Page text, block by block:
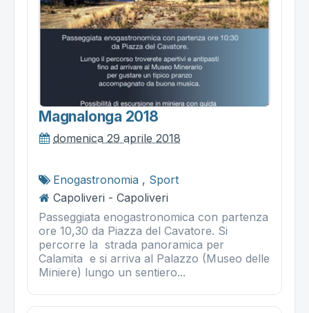
Magnalonga 2018
domenica 29 aprile 2018
Enogastronomia , Sport
Capoliveri - Capoliveri
Passeggiata enogastronomica con partenza
ore 10,30 da Piazza del Cavatore. Si
percorre la strada panoramica per
Calamita e si arriva al Palazzo (Museo delle
Miniere) lungo un sentiero...